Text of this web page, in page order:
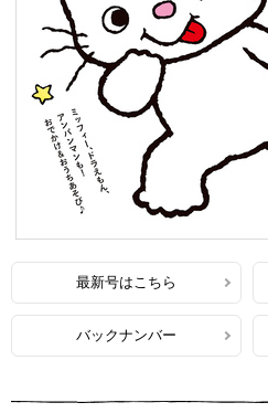
最新号はこちら
バックナンバー